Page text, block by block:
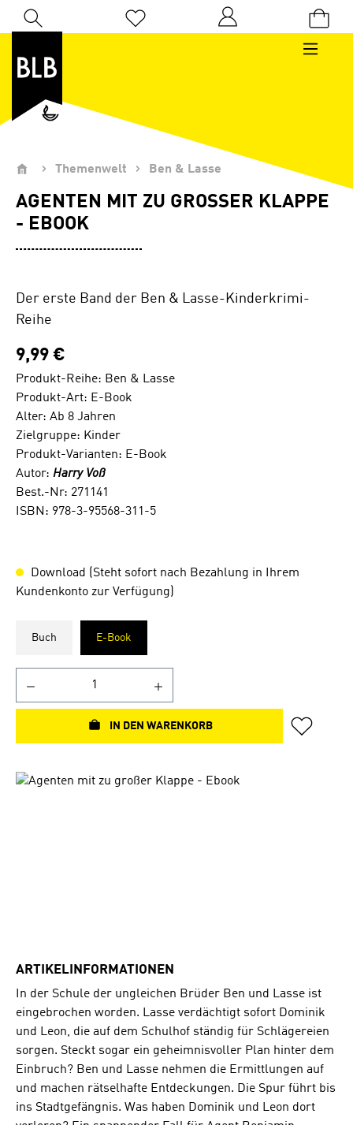
Zum Hauptinhalt springen
Du hast 0 Produkte auf dem Merkzettel
Themenwelt Ben & Lasse
AGENTEN MIT ZU GROSSER KLAPPE -
EBOOK
Der erste Band der Ben & Lasse-Kinderkrimi-
Reihe
9,99 €
Produkt-Reihe: Ben & Lasse
Produkt-Art: E-Book
Alter: Ab 8 Jahren
Zielgruppe: Kinder
Produkt-Varianten: E-Book
Autor: Harry Voß
Best.-Nr: 271141
ISBN: 978-3-95568-311-5
Download (Steht sofort nach Bezahlung in Ihrem
Kundenkonto zur Verfügung)
Buch E-Book
IN DEN WARENKORB
Bildergalerie überspringen
ARTIKELINFORMATIONEN
In der Schule der ungleichen Brüder Ben und Lasse ist
eingebrochen worden. Lasse verdächtigt sofort Dominik
und Leon, die auf dem Schulhof ständig für Schlägereien
sorgen. Steckt sogar ein geheimnisvoller Plan hinter dem
Einbruch? Ben und Lasse nehmen die Ermittlungen auf
und machen rätselhafte Entdeckungen. Die Spur führt bis
ins Stadtgefängnis. Was haben Dominik und Leon dort